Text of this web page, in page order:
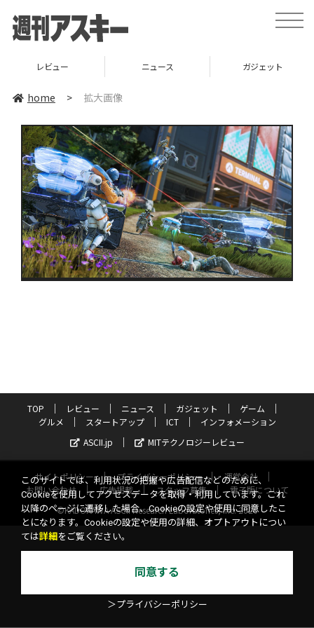
toggle
レビュー ニュース ガジェット
home > 拡大画像
TOP レビュー ニュース ガジェット
ゲーム
グルメ
スタートアップ ICT
インフォメーション
ASCII.jp
MITテクノロジーレビュー
サイトポリシー プライバシーポリシー
運営会社
お問い合わせ
広告掲載 スタッフ募集
電子版について
©KADOKAWA ASCII Research Laboratories, Inc. 2026
このサイトでは、利用状況の把握や広告配信などのために、
Cookieを使用してアクセスデータを取得・利用しています。これ
以降のページに遷移した場合、Cookieの設定や使用に同意したこ
とになります。Cookieの設定や使用の詳細、オプトアウトについ
ては詳細 をご覧ください。
同意する
＞プライバシーポリシー